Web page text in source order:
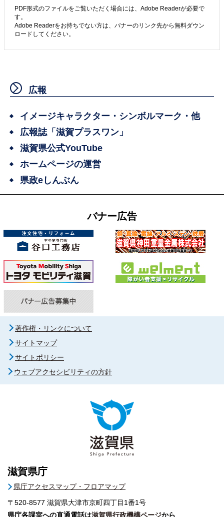
PDF形式のファイルをご覧いただく場合には、Adobe Readerが必要で
す。
Adobe Readerをお持ちでない方は、バナーのリンク先から無料ダウン
ロードしてください。
広報
イメージキャラクター・シンボルマーク・他
広報誌「滋賀プラスワン」
滋賀県公式YouTube
ホームページの運営
県政eしんぶん
バナー広告
著作権・リンクについて
サイトマップ
サイトポリシー
ウェブアクセシビリティの方針
滋賀県庁
県庁アクセスマップ・フロアマップ
〒520-8577 滋賀県大津市京町四丁目1番1号
県庁各課室への直通電話は滋賀県行政機構ページから